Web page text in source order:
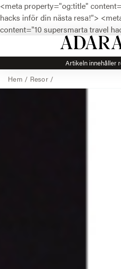
<meta property="og:title"
hacks inför din nästa resa!">
content="10 supersmarta travel
Artikeln innehåller
Hem / Resor/